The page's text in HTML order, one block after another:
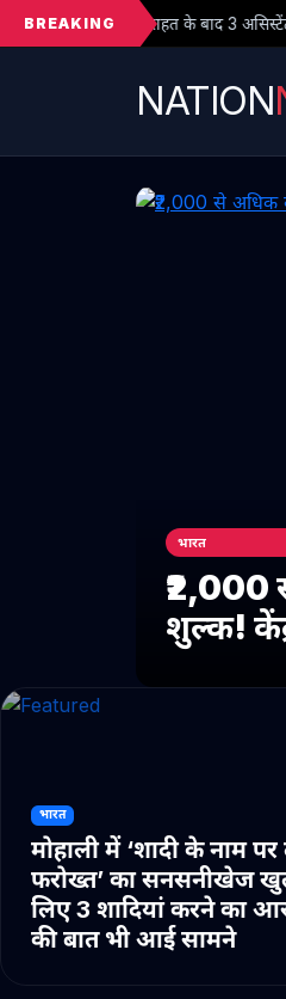
BREAKING
3 असिस्टेंट प्रोफेसरों ने फिर संभाला
NATION
भारत
₹2,000
शुल्क!
भारत
मोहाली में ‘शादी के नाम
फरोख्त’ का सनसनीखेज
लिए 3 शादियां करने का
की बात भी आई सामने